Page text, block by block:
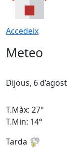
Accedeix
Meteo
Dijous, 6 d’agost
T.Màx: 27°
T.Min: 14°
Tarda